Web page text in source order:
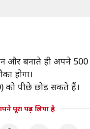
बनाते ही अपने
होगा।
को पीछे छोड़ सकते हैं।
पूरा पढ़ लिया है